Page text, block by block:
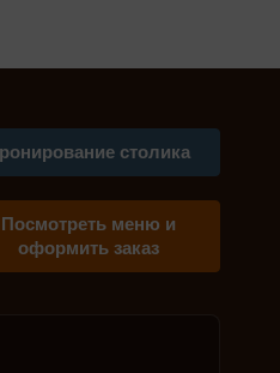
столика
Посмотреть меню и
оформить заказ